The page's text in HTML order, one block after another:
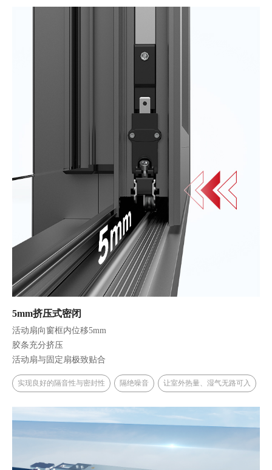
5mm挤压式密闭
活动扇向窗框内位移5mm
胶条充分挤压
活动扇与固定扇极致贴合
实现良好的隔音性与密封性 隔绝噪音 让室外热量、湿气无路可入